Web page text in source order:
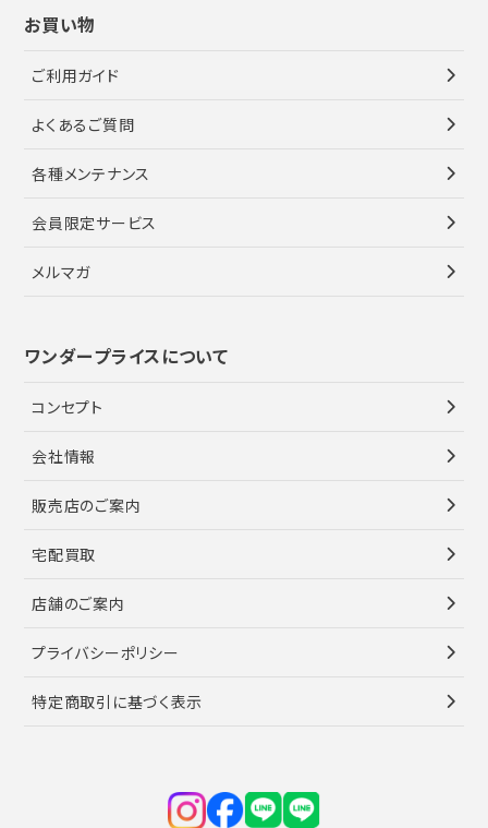
お買い物
ご利用ガイド
よくあるご質問
各種メンテナンス
会員限定サービス
メルマガ
ワンダープライスについて
コンセプト
会社情報
販売店のご案内
宅配買取
店舗のご案内
プライバシーポリシー
特定商取引に基づく表示